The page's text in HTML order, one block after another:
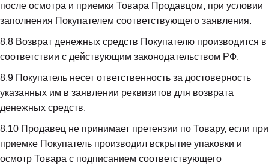
после осмотра и приемки Товара Продавцом, при условии
заполнения Покупателем соответствующего заявления.
8.8 Возврат денежных средств Покупателю производится в
соответствии с действующим законодательством РФ.
8.9 Покупатель несет ответственность за достоверность
указанных им в заявлении реквизитов для возврата
денежных средств.
8.10 Продавец не принимает претензии по Товару, если при
приемке Покупатель производил вскрытие упаковки и
осмотр Товара с подписанием соответствующего